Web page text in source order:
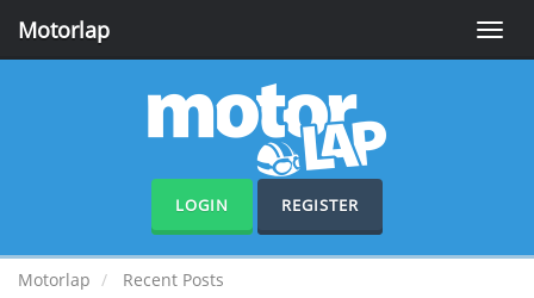
Toggle
Motorlap
LOGIN REGISTER
Motorlap Recent Posts